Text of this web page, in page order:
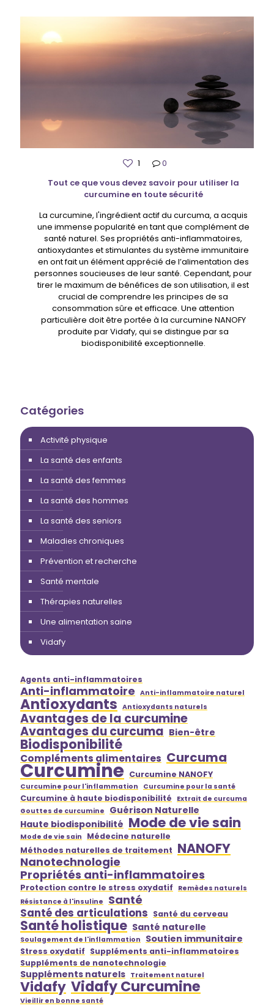
1
0
Tout ce que vous devez savoir pour utiliser la
curcumine en toute sécurité
La curcumine, l'ingrédient actif du curcuma, a acquis
une immense popularité en tant que complément de
santé naturel. Ses propriétés anti-inflammatoires,
antioxydantes et stimulantes du système immunitaire
en ont fait un élément apprécié de l’alimentation des
personnes soucieuses de leur santé. Cependant, pour
tirer le maximum de bénéfices de son utilisation, il est
crucial de comprendre les principes de sa
consommation sûre et efficace. Une attention
particulière doit être portée à la curcumine NANOFY
produite par Vidafy, qui se distingue par sa
biodisponibilité exceptionnelle.
Catégories
Activité physique
La santé des enfants
La santé des femmes
La santé des hommes
La santé des seniors
Maladies chroniques
Prévention et recherche
Santé mentale
Thérapies naturelles
Une alimentation saine
Vidafy
Agents anti-inflammatoires
Anti-inflammatoire Anti-inflammatoire naturel
Antioxydants Antioxydants naturels
Avantages de la curcumine
Avantages du curcuma Bien-être
Biodisponibilité
Compléments alimentaires Curcuma
Curcumine Curcumine NANOFY
Curcumine pour l'inflammation Curcumine pour la santé
Curcumine à haute biodisponibilité
Extrait de curcuma
Gouttes de curcumine
Guérison Naturelle
Haute biodisponibilité Mode de vie sain
Mode de vie sain
Médecine naturelle
Méthodes naturelles de traitement NANOFY
Nanotechnologie
Propriétés anti-inflammatoires
Protection contre le stress oxydatif
Remèdes naturels
Résistance à l'insuline
Santé
Santé des articulations Santé du cerveau
Santé holistique Santé naturelle
Soulagement de l'inflammation Soutien immunitaire
Stress oxydatif Suppléments anti-inflammatoires
Suppléments de nanotechnologie
Suppléments naturels Traitement naturel
Vidafy Vidafy Curcumine
Vieillir en bonne santé